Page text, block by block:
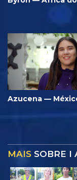
Azucena —
MAIS SOBRE I